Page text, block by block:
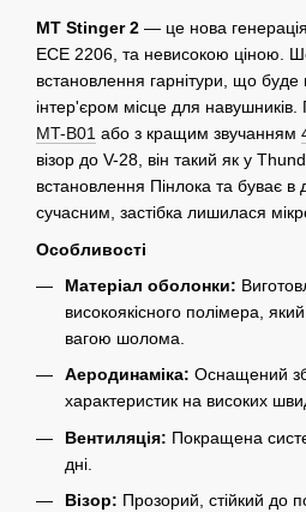
MT Stinger 2 — це нова
ЕСЕ 2206, та невисокою ціною.
встановлення гарнітури, що буде
інтер'єром місце для навушників.
MT-B01 або з кращим звучанням
візор до V-28, він такий як у
встановлення Пінлока та буває в
сучасним, застібка лишилася
Особливості
Матеріал оболонки:
високоякісного полімера,
вагою шолома.
Аеродинаміка: Оснащений
характеристик на високих
Вентиляція: Покращена
дні.
Візор: Прозорий, стійкий до